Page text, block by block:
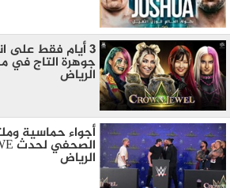
جوهرة التاج في
الرياض
أجواء حماسية
الرياض